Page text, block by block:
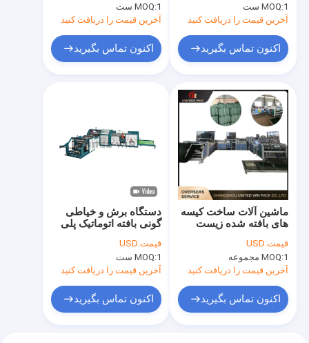
MOQ:1 ست
آخرین قیمت را دریافت کنید
اکنون تماس بگیرید
حداقل
MOQ:1 ست
آخرین قیمت را دریافت کنید
اکنون تماس بگیرید
دستگاه برش و خیاطی
گونی بافته اتوماتیک پلی
قیمت:USD
MOQ:1 ست
آخرین قیمت را دریافت کنید
اکنون تماس بگیرید
ماشین آلات ساخت کیسه
های بافته شده زیست
عملکرد صاف برای تولید
کیسه های صنعتی
قیمت:USD
MOQ:1 مجموعه
آخرین قیمت را دریافت کنید
اکنون تماس بگیرید